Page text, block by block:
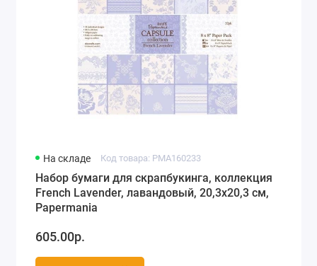
На складе Код товара: PMA160233
Набор бумаги для скрапбукинга, коллекция
French Lavender, лавандовый, 20,3х20,3 см,
Papermania
605.00р.